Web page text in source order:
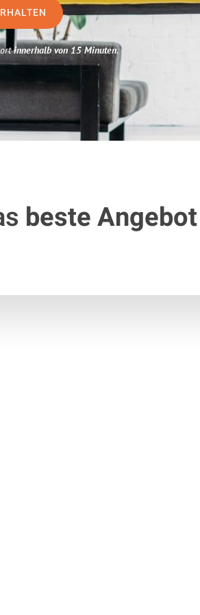
innerhalb von 15 Minuten.
beste Angebot